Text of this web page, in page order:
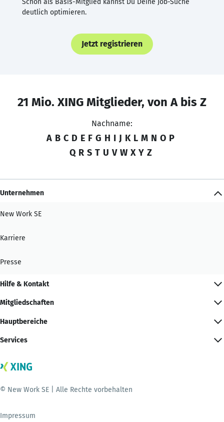
deutlich optimieren.
Jetzt registrieren
21 Mio. XING Mitglieder, von A bis Z
Nachname:
A B C D E F G H I J K L M N O P
Q R S T U V W X Y Z
Unternehmen
New Work SE
Karriere
Presse
Hilfe & Kontakt
Mitgliedschaften
Hauptbereiche
Services
© New Work SE | Alle Rechte vorbehalten
Impressum